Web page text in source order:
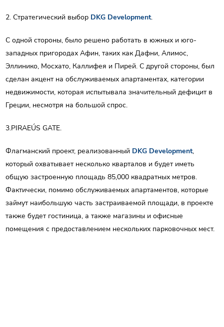
2.Стратегический выбор DKG Development.
С одной стороны, было решено работать в южных и юго-
западных пригородах Афин, таких как Дафни, Алимос,
Эллинико, Мосхато, Каллифея и Пирей. С другой стороны, был
сделан акцент на обслуживаемых апартаментах, категории
недвижимости, которая испытывала значительный дефицит в
Греции, несмотря на большой спрос.
3.PIRAEÚS GATE.
Флагманский проект, реализованный DKG Development,
который охватывает несколько кварталов и будет иметь
общую застроенную площадь 85,000 квадратных метров.
Фактически, помимо обслуживаемых апартаментов, которые
займут наибольшую часть застраиваемой площади, в проекте
также будет гостиница, а также магазины и офисные
помещения с предоставлением нескольких парковочных мест.